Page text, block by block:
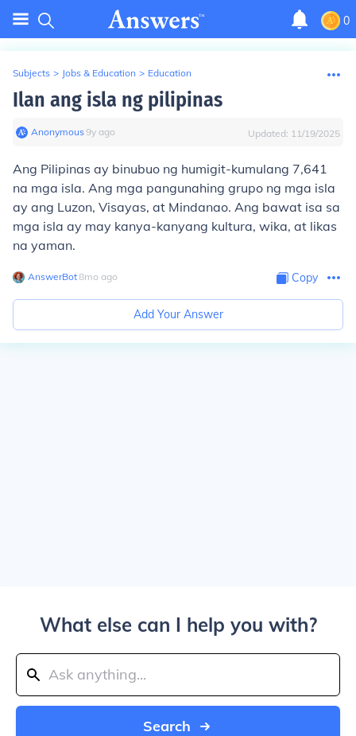
0
Subjects > Jobs & Education > Education
Ilan ang isla ng pilipinas
Anonymous∙9y ago Updated: 11/19/2025
Ang Pilipinas ay binubuo ng humigit-kumulang 7,641
na mga isla. Ang mga pangunahing grupo ng mga isla
ay ang Luzon, Visayas, at Mindanao. Ang bawat isa sa
mga isla ay may kanya-kanyang kultura, wika, at likas
na yaman.
AnswerBot∙8mo ago Copy
Add Your Answer
What else can I help you with?
Search